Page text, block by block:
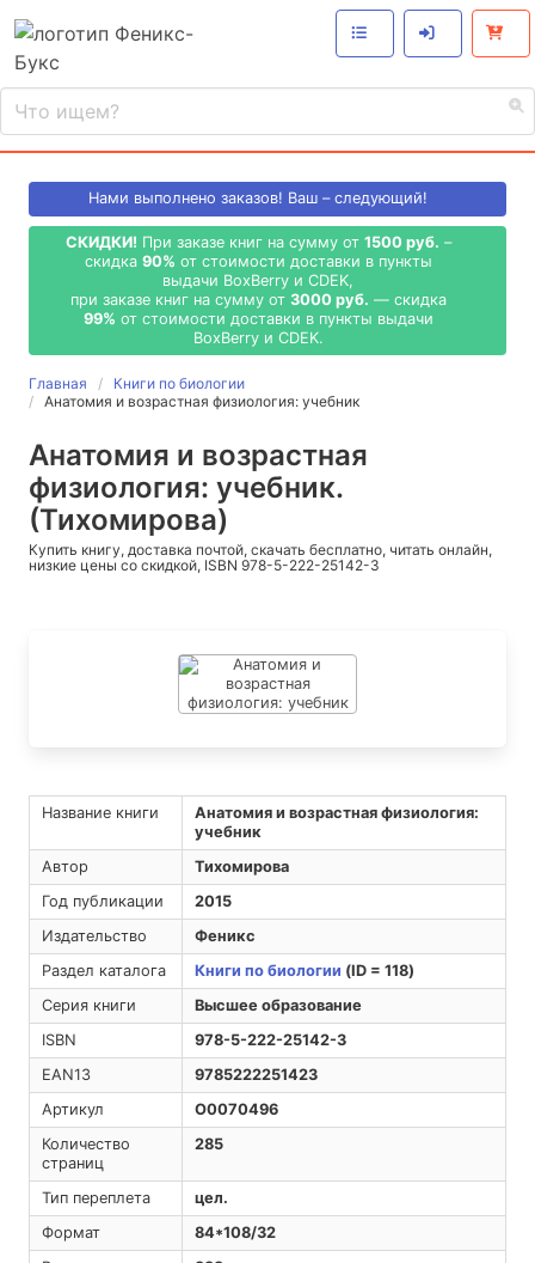
Нами выполнено заказов! Ваш – следующий!
СКИДКИ! При заказе книг на сумму от 1500 руб. –
скидка 90% от стоимости доставки в пункты
выдачи BoxBerry и CDEK,
при заказе книг на сумму от 3000 руб. — скидка
99% от стоимости доставки в пункты выдачи
BoxBerry и CDEK.
Главная
Книги по биологии
Анатомия и возрастная физиология: учебник
Анатомия и возрастная
физиология: учебник.
(Тихомирова)
Купить книгу, доставка почтой, скачать бесплатно, читать онлайн,
низкие цены со скидкой, ISBN 978-5-222-25142-3
Название книги
Анатомия и возрастная физиология:
учебник
Автор
Тихомирова
Год публикации
2015
Издательство
Феникс
Раздел каталога
Книги по биологии (ID = 118)
Серия книги
Высшее образование
ISBN
978-5-222-25142-3
EAN13
9785222251423
Артикул
O0070496
Количество
страниц
285
Тип переплета
цел.
Формат
84*108/32